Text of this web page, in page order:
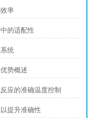
率
的适配性
统
势概述
应的准确温度控制
提升准确性